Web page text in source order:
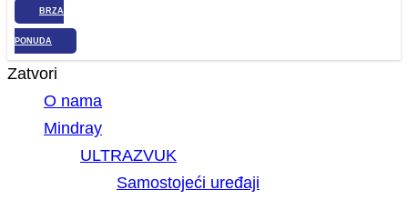
BRZA
PONUDA
Zatvori
O nama
Mindray
ULTRAZVUK
Samostojeći uređaji